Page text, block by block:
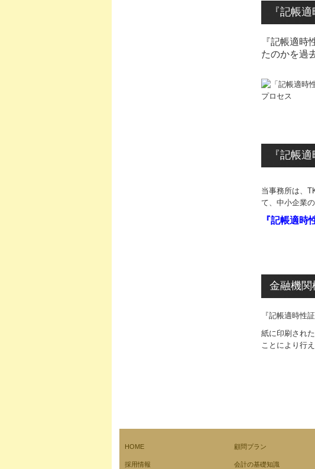
『記帳
『記帳適
たのかを過
『記帳
当事務所は、
て、中小企業
『記帳適時
金融機関
『記帳適時性
紙に印刷され
ことにより行
HOME 顧問プラン
採用情報 会計の基礎知識